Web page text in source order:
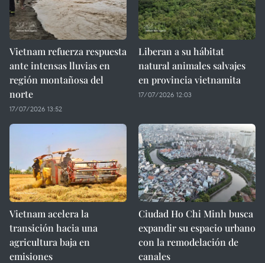
Vietnam refuerza respuesta
ante intensas lluvias en
región montañosa del
norte
17/07/2026 13:52
Liberan a su hábitat
natural animales salvajes
en provincia vietnamita
17/07/2026 12:03
Vietnam acelera la
transición hacia una
agricultura baja en
emisiones
Ciudad Ho Chi Minh busca
expandir su espacio urbano
con la remodelación de
canales